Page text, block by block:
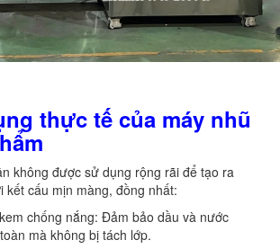
thực tế của máy nhũ
không được sử dụng rộng rãi để tạo ra
kết cấu mịn màng, đồng nhất:
chống nắng: Đảm bảo dầu và nước
mà không bị tách lớp.